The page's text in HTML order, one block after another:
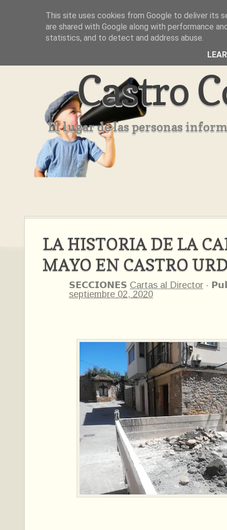
Inicio Aviso Legal Quienes Somos ??
Castro
El lugar de las personas
LA HISTORIA DE LA
MAYO EN CASTRO
𝗦𝗘𝗖𝗖𝗜𝗢𝗡𝗘𝗦 Cartas al Director ·
septiembre 02, 2020
This site uses cookies from Google to deliver its
are shared with Google along with performance
statistics, and to detect and address abuse.